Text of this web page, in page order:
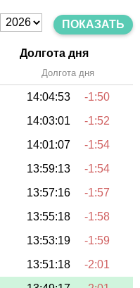
ПОКАЗАТЬ
Долгота дня
Долгота дня
14:04:53
-1:50
14:03:01
-1:52
14:01:07
-1:54
13:59:13
-1:54
13:57:16
-1:57
13:55:18
-1:58
13:53:19
-1:59
13:51:18
-2:01